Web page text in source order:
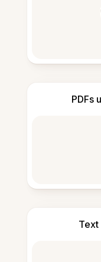
PDFs
Text